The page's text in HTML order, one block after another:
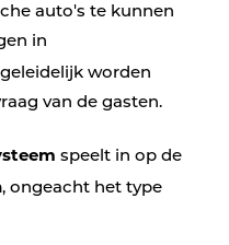
auto's te kunnen
in
worden
van de gasten.
speelt in op de
, ongeacht het type